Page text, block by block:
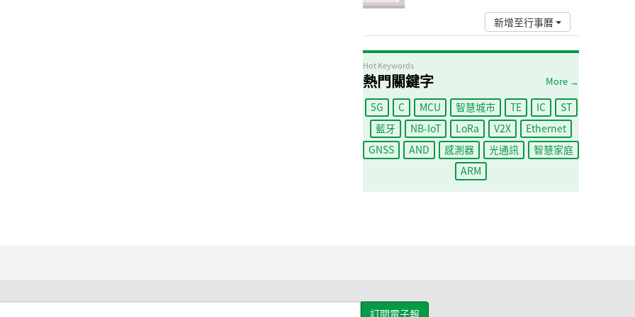
新增至行事曆
Hot Keywords
熱門關鍵字 More →
5G C MCU 智慧城市 TE IC
ST
藍牙
NB-IoT LoRa V2X
Ethernet
GNSS
AND 感測器 光通訊
智慧家庭
ARM